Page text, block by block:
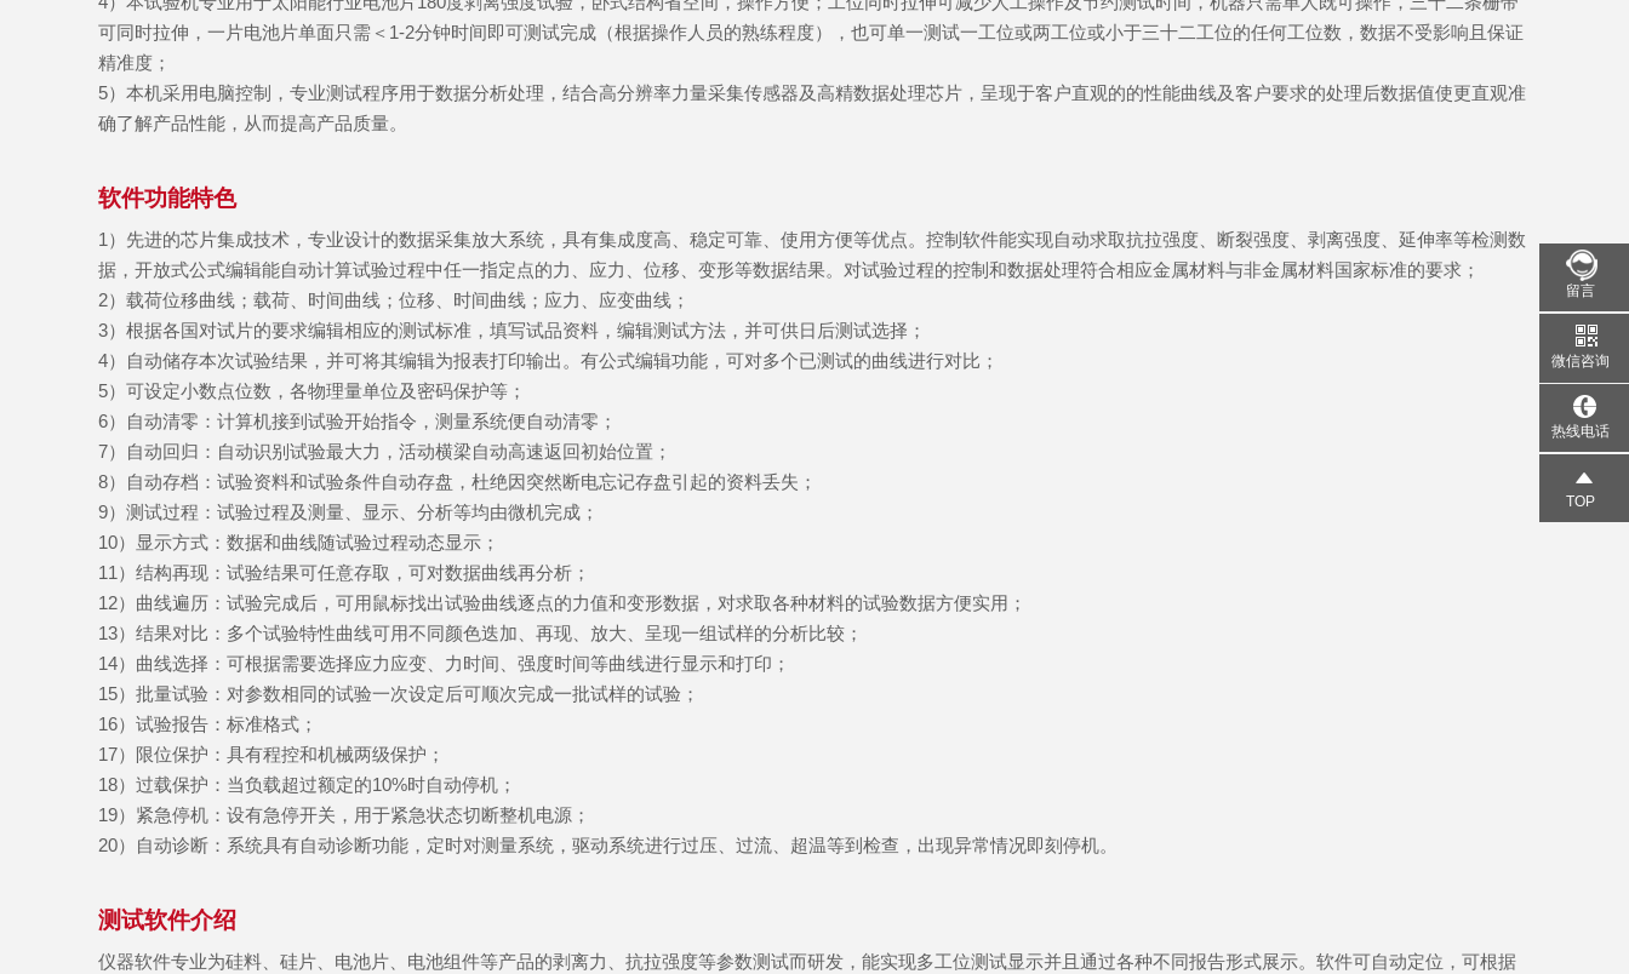
可同时拉伸，一片电池片单面只需＜1-2分钟时间即可测试完成（根据操作人员的熟练程度），也可单一测试一工位或两工位或小于三十二工位的任何工位数，数据不受影响且保证
精准度；
5）本机采用电脑控制，专业测试程序用于数据分析处理，结合高分辨率力量采集传感器及高精数据处理芯片，呈现于客户直观的的性能曲线及客户要求的处理后数据值使更直观准
确了解产品性能，从而提高产品质量。
软件功能特色
1 ） 先进的芯片集成技术，专业设计的数据采集放大系统，具有集成度高、稳定可靠、使用方便等优点。控制软件能实现自动求取抗拉强度、断裂强度、剥离强度、延伸率等检测数
据，开放式公式编辑能自动计算试验过程中任一指定点的力、应力、位移、变形等数据结果。对试验过程的控制和数据处理符合相应金属材料与非金属材料国家标准的要求；
2）载荷位移曲线；载荷、时间曲线；位移、时间曲线；应力、应变曲线；
3）根据各国对试片的要求编辑相应的测试标准，填写试品资料，编辑测试方法，并可供日后测试选择；
4） 自动储存本次试验结果，并可将其编辑为报表打印输出。有公式编辑功能，可对多个已测试的曲线进行对比；
5）可设定小数点位数，各物理量单位及密码保护等；
6） 自动清零：计算机接到试验开始指令，测量系统便自动清零；
7） 自动回归：自动识别试验最大力，活动横梁自动高速返回初始位置；
8） 自动存档：试验资料和试验条件自动存盘，杜绝因突然断电忘记存盘引起的资料丢失；
9）测试过程：试验过程及测量、显示、分析等均由微机完成；
10） 显示方式：数据和曲线随试验过程动态显示；
11 ）结构再现：试验结果可任意存取，可对数据曲线再分析；
12） 曲线遍历：试验完成后，可用鼠标找出试验曲线逐点的力值和变形数据，对求取各种材料的试验数据方便实用；
13）结果对比：多个试验特性曲线可用不同颜色迭加、再现、放大、呈现一组试样的分析比较；
14） 曲线选择：可根据需要选择应力应变、力时间、强度时间等曲线进行显示和打印；
15）批量试验：对参数相同的试验一次设定后可顺次完成一批试样的试验；
16）试验报告：标准格式；
17） 限位保护：具有程控和机械两级保护；
18）过载保护：当负载超过额定的10%时自动停机；
19） 紧急停机：设有急停开关，用于紧急状态切断整机电源；
20） 自动诊断：系统具有自动诊断功能，定时对测量系统，驱动系统进行过压、过流、超温等到检查，出现异常情况即刻停机。
测试软件介绍
仪器软件专业为硅料、硅片、电池片、电池组件等产品的剥离力、抗拉强度等参数测试而研发，能实现多工位测试显示并且通过各种不同报告形式展示。软件可自动定位，可根据
留言
微信咨询
热线电话
TOP